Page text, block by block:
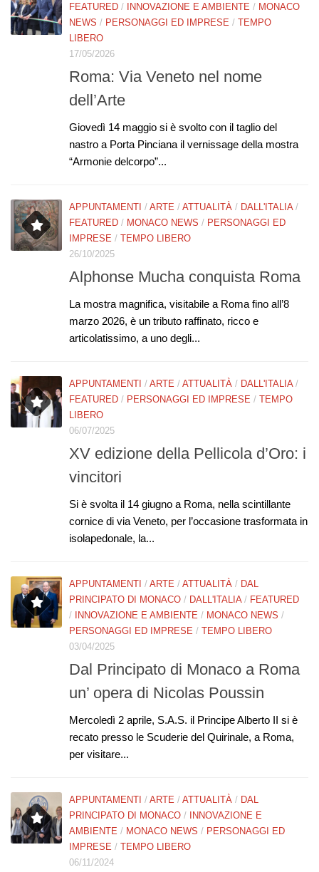
FEATURED / INNOVAZIONE E AMBIENTE / MONACO
NEWS / PERSONAGGI ED IMPRESE / TEMPO
LIBERO
17/05/2026
Roma: Via Veneto nel nome
dell’Arte
Giovedì 14 maggio si è svolto con il taglio del
nastro a Porta Pinciana il vernissage della mostra
“Armonie delcorpo”...
APPUNTAMENTI / ARTE / ATTUALITÀ / DALL'ITALIA /
FEATURED / MONACO NEWS / PERSONAGGI ED
IMPRESE / TEMPO LIBERO
26/10/2025
Alphonse Mucha conquista Roma
La mostra magnifica, visitabile a Roma fino all’8
marzo 2026, è un tributo raffinato, ricco e
articolatissimo, a uno degli...
APPUNTAMENTI / ARTE / ATTUALITÀ / DALL'ITALIA /
FEATURED / PERSONAGGI ED IMPRESE / TEMPO
LIBERO
06/07/2025
XV edizione della Pellicola d’Oro: i
vincitori
Si è svolta il 14 giugno a Roma, nella scintillante
cornice di via Veneto, per l’occasione trasformata in
isolapedonale, la...
APPUNTAMENTI / ARTE / ATTUALITÀ / DAL
PRINCIPATO DI MONACO / DALL'ITALIA / FEATURED
/ INNOVAZIONE E AMBIENTE / MONACO NEWS /
PERSONAGGI ED IMPRESE / TEMPO LIBERO
03/04/2025
Dal Principato di Monaco a Roma
un’ opera di Nicolas Poussin
Mercoledì 2 aprile, S.A.S. il Principe Alberto II si è
recato presso le Scuderie del Quirinale, a Roma,
per visitare...
APPUNTAMENTI / ARTE / ATTUALITÀ / DAL
PRINCIPATO DI MONACO / INNOVAZIONE E
AMBIENTE / MONACO NEWS / PERSONAGGI ED
IMPRESE / TEMPO LIBERO
06/11/2024